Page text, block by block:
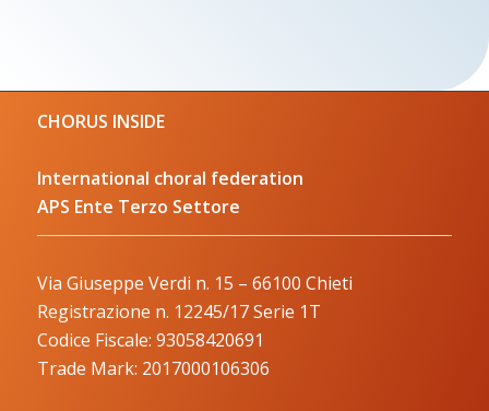
CHORUS INSIDE
International choral federation
APS Ente Terzo Settore
Via Giuseppe Verdi n. 15 – 66100 Chieti
Registrazione n. 12245/17 Serie 1T
Codice Fiscale: 93058420691
Trade Mark: 2017000106306